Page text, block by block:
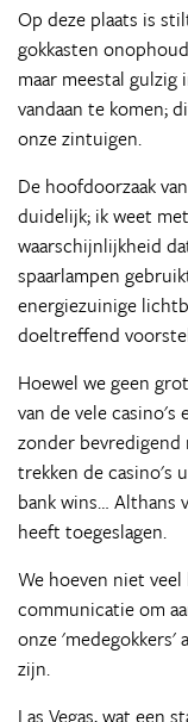
Op deze plaats is
gokkasten
maar meestal
vandaan te komen;
onze zintuigen.
De hoofdoorzaak
duidelijk; ik weet
waarschijnlijkheid
spaarlampen
energiezuinige
doeltreffend
Hoewel we geen
van de vele
zonder bevredigend
trekken de casino's
bank wins… Althans
heeft toegeslagen.
We hoeven niet
communicatie om
onze 'medegokkers'
zijn.
Las Vegas, wat een